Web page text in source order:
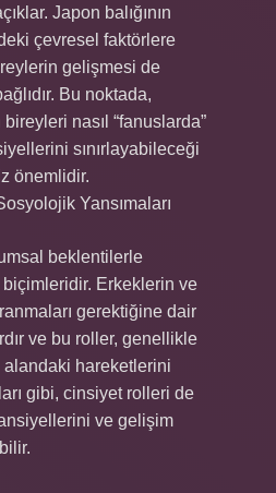
Japon balığının
çevresel faktörlere
gelişmesi de
Bu noktada,
nasıl “fanuslarda”
sınırlayabileceği
önemlidir.
Yansımaları
beklentilerle
Erkeklerin ve
gerektiğine dair
ve bu roller, genellikle
hareketlerini
gibi, cinsiyet rolleri de
ve gelişim